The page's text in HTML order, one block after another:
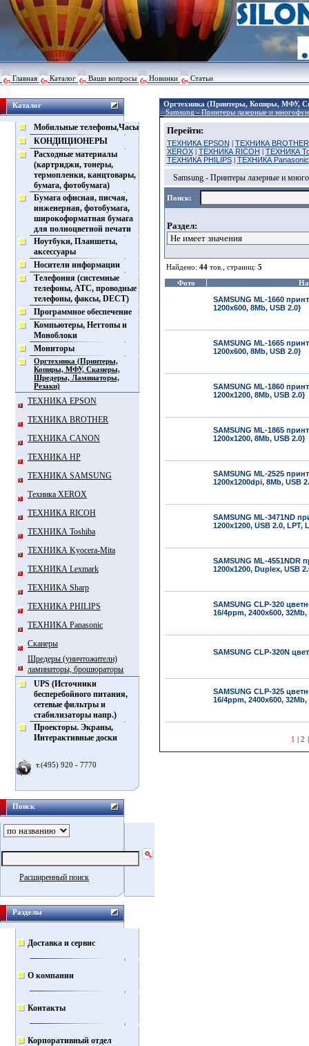
Главная Каталог Ваши вопросы Новинки Статьи
Каталог
Мобильные телефоны,Часы
КОНДИЦИОНЕРЫ
Расходные материалы
(картриджи, тонеры,
термопленки, канцтовары,
бумага, фотобумага)
Бумага офисная, писчая,
инженерная, фотобумага,
широкоформатная бумага
для полноцветной печати
Ноутбуки, Планшеты,
аксессуары
Носители информации
Телефония (системные
телефоны, АТС, проводные
телефоны, факсы, DECT)
Программное обеспечение
Компьютеры, Неттопы и
Моноблоки
Мониторы
Оргтехника (Принтеры,
Копиры, МФУ, Сканеры,
Шредеры, Ламинаторы,
Резаки)
ТЕХНИКА EPSON
ТЕХНИКА BROTHER
ТЕХНИКА CANON
ТЕХНИКА HP
ТЕХНИКА SAMSUNG
Техника XEROX
ТЕХНИКА RICOH
ТЕХНИКА Toshiba
ТЕХНИКА Kyocera-Mita
ТЕХНИКА Lexmark
ТЕХНИКА Sharp
ТЕХНИКА PHILIPS
ТЕХНИКА Panasonic
Сканеры
Шредеры (уничтожители)
ламинаторы, брошюраторы
UPS (Источники
бесперебойного питания,
сетевые фильтры и
стабилизаторы напр.)
Проекторы. Экраны,
Интерактивные доски
т.(495) 920 - 7770
Поиск
Расширенный поиск
Разделы
Доставка и сервис
О компании
Контакты
Корпоративный отдел
Оргтехника (Принтеры, Копиры, МФУ,
Samsung - Принтеры лазерные и
Перейти:
ТЕХНИКА EPSON | ТЕХНИКА BROTHER
XEROX| ТЕХНИКА RICOH | ТЕХНИКА
ТЕХНИКА PHILIPS| ТЕХНИКА Panasonic
Samsung - Принтеры лазерные и
Поиск:
Раздел:
Найдено: 44тов., страниц: 5
Фото
SAMSUNG ML-1660
1200x600, 8Mb, USB 2.0}
SAMSUNG ML-1665
1200x600, 8Mb, USB 2.0}
SAMSUNG ML-1860
1200x1200, 8Mb, USB 2.0}
SAMSUNG ML-1865
1200x1200, 8Mb, USB 2.0}
SAMSUNG ML-2525
1200x1200dpi, 8Mb, USB
SAMSUNG ML-3471ND
1200x1200, USB 2.0, LPT,
SAMSUNG ML-4551NDR
1200x1200, Duplex, USB
SAMSUNG CLP-320
16/4ppm, 2400x600, 32Mb,
SAMSUNG CLP-320N
SAMSUNG CLP-325
16/4ppm, 2400x600, 32Mb,
1 | 2